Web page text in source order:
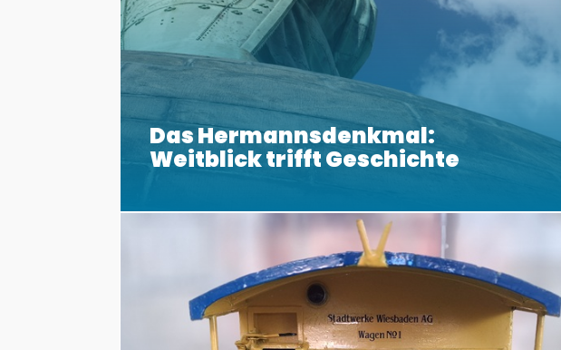
Das Hermannsdenkmal:
Weitblick trifft Geschichte